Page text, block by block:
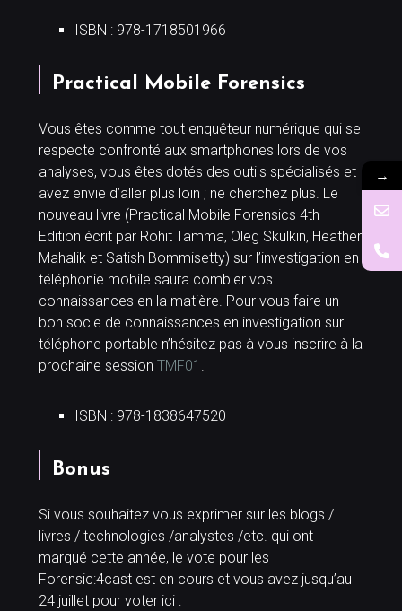
ISBN : 978-1718501966
Practical Mobile Forensics
Vous êtes comme tout enquêteur numérique qui se
respecte confronté aux smartphones lors de vos
analyses, vous êtes dotés des outils spécialisés et
avez envie d’aller plus loin ; ne cherchez plus. Le
nouveau livre (Practical Mobile Forensics 4th
Edition écrit par Rohit Tamma, Oleg Skulkin, Heather
Mahalik et Satish Bommisetty) sur l’investigation en
téléphonie mobile saura combler vos
connaissances en la matière. Pour vous faire un
bon socle de connaissances en investigation sur
téléphone portable n’hésitez pas à vous inscrire à la
prochaine session TMF01 .
ISBN : 978-1838647520
Bonus
Si vous souhaitez vous exprimer sur les blogs /
livres / technologies /analystes /etc. qui ont
marqué cette année, le vote pour les
Forensic:4cast est en cours et vous avez jusqu’au
24 juillet pour voter ici :
→